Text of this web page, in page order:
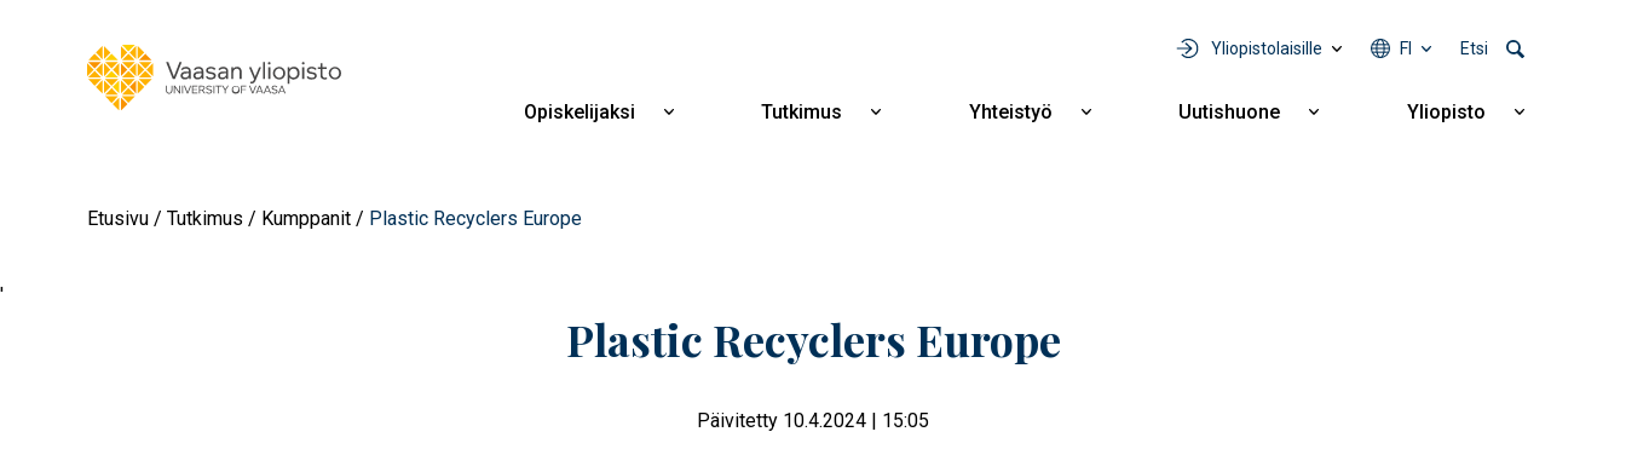
Yliopistolaisille FI Etsi
Opiskelijaksi
Näytä
Tutkimus
Näytä
Yhteistyö
Näytä
Uutishuone
Näytä
Yliopisto
Näytä
Etusivu Tutkimus Kumppanit Plastic Recyclers Europe
'
Plastic Recyclers Europe
Päivitetty 10.4.2024 | 15:05